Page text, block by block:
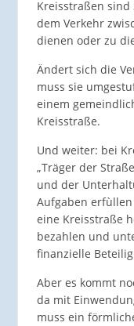
Kreisstraßen sind
dem Verkehr
dienen oder zu
Ändert sich die
muss sie
einem
Kreisstraße.
Und weiter: bei
„Träger der
und der
Aufgaben
eine Kreisstraße
bezahlen und
finanzielle
Aber es kommt
da mit
muss ein